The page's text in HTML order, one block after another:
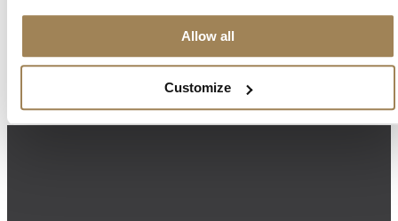
Allow all
Customize